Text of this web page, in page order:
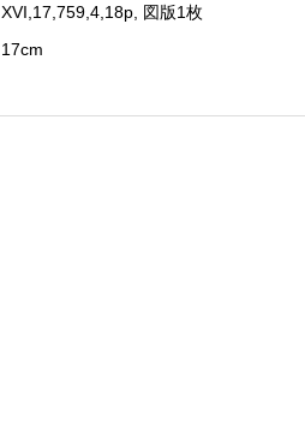
XVI,17,759,4,18p, 図版1枚
17cm